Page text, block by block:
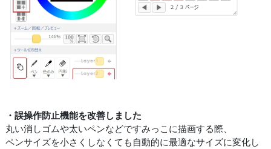
・誤操作防止機能を改善しました
丸い消しゴムや太いペンなどですみっこに描画する際、
ペンサイズを小さくしなくても自動的に最適なサイズに変化し